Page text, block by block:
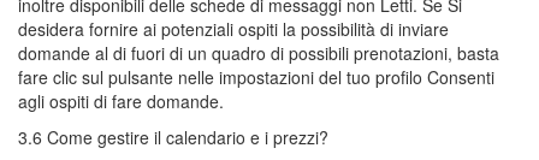
inoltre disponibili delle schede di messaggi non Letti. Se Si
desidera fornire ai potenziali ospiti la possibilità di inviare
domande al di fuori di un quadro di possibili prenotazioni, basta
fare clic sul pulsante nelle impostazioni del tuo profilo Consenti
agli ospiti di fare domande.
3.6 Come gestire il calendario e i prezzi?